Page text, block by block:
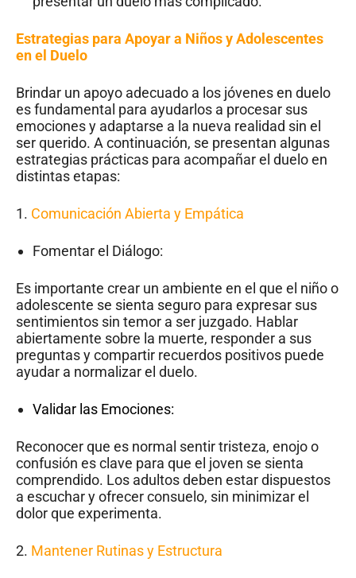
Estrategias para Apoyar a Niños y Adolescentes
en el Duelo
Brindar un apoyo adecuado a los jóvenes en duelo
es fundamental para ayudarlos a procesar sus
emociones y adaptarse a la nueva realidad sin el
ser querido. A continuación, se presentan algunas
estrategias prácticas para acompañar el duelo en
distintas etapas:
1. Comunicación Abierta y Empática
Fomentar el Diálogo:
Es importante crear un ambiente en el que el niño o
adolescente se sienta seguro para expresar sus
sentimientos sin temor a ser juzgado. Hablar
abiertamente sobre la muerte, responder a sus
preguntas y compartir recuerdos positivos puede
ayudar a normalizar el duelo.
Validar las Emociones:
Reconocer que es normal sentir tristeza, enojo o
confusión es clave para que el joven se sienta
comprendido. Los adultos deben estar dispuestos
a escuchar y ofrecer consuelo, sin minimizar el
dolor que experimenta.
2. Mantener Rutinas y Estructura